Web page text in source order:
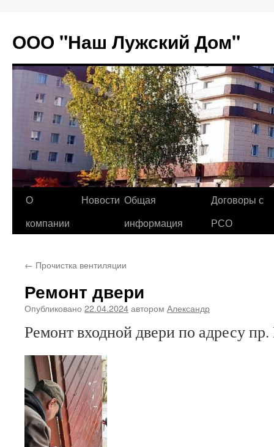
содержимому
ООО "Наш Лужский Дом"
О
компании
Новости Общая
информация
Договоры с
РСО
← Прочистка вентиляции
Ремонт двери
Опубликовано 22.04.2024автором Александр
Ремонт входной двери по адресу